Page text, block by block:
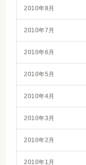
2010年8月
2010年7月
2010年6月
2010年5月
2010年4月
2010年3月
2010年2月
2010年1月